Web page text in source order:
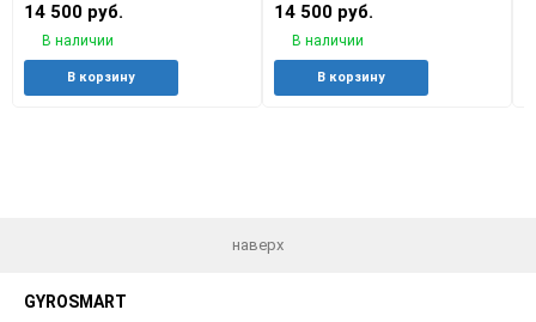
14 500 руб.
В наличии
В корзину
14 500 руб.
В наличии
В корзину
наверх
GYROSMART